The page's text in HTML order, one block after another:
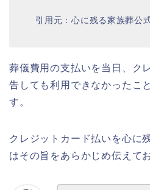
引用元：心に残る家族葬公
葬儀費用の支払いを当日、ク
告しても利用できなかったこ
す。
クレジットカード払いを心に
はその旨をあらかじめ伝えて